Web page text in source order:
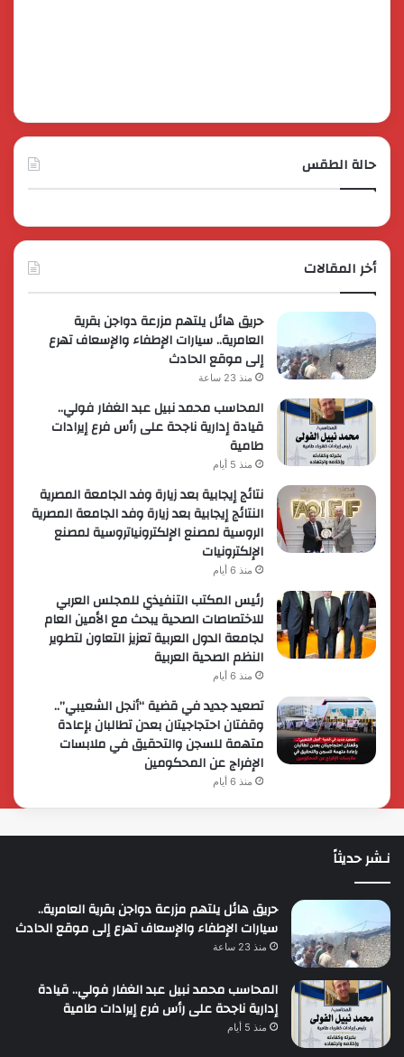
حالة الطقس
أخر المقالات
حريق هائل يلتهم مزرعة دواجن بقرية
العامرية.. سيارات الإطفاء والإسعاف تهرع
إلى موقع الحادث
منذ 23 ساعة
المحاسب محمد نبيل عبد الغفار فولي..
قيادة إدارية ناجحة على رأس فرع إيرادات
طامية
منذ 5 أيام
نتائج إيجابية بعد زيارة وفد الجامعة المصرية
النتائج إيجابية بعد زيارة وفد الجامعة المصرية
الروسية لمصنع الإلكترونياتروسية لمصنع
الإلكترونيات
منذ 6 أيام
رئيس المكتب التنفيذي للمجلس العربي
للاختصاصات الصحية يبحث مع الأمين العام
لجامعة الدول العربية تعزيز التعاون لتطوير
النظم الصحية العربية
منذ 6 أيام
تصعيد جديد في قضية “أنجل الشعيبي”..
وقفتان احتجاجيتان بعدن تطالبان بإعادة
متهمة للسجن والتحقيق في ملابسات
الإفراج عن المحكومين
منذ 6 أيام
نـشر حديثاً
حريق هائل يلتهم مزرعة دواجن بقرية العامرية..
سيارات الإطفاء والإسعاف تهرع إلى موقع الحادث
منذ 23 ساعة
المحاسب محمد نبيل عبد الغفار فولي.. قيادة
إدارية ناجحة على رأس فرع إيرادات طامية
منذ 5 أيام